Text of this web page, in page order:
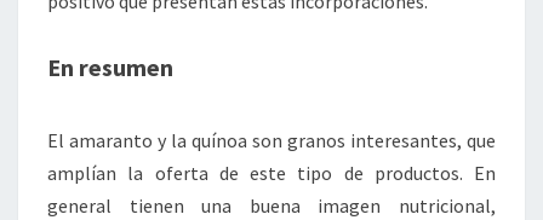
En resumen
El amaranto y la quínoa son granos interesantes, que
amplían la oferta de este tipo de productos. En
general tienen una buena imagen nutricional,